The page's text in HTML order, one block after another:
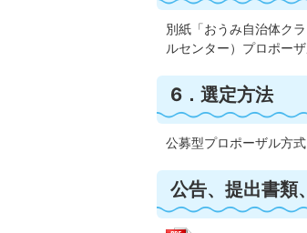
別紙「おうみ自治体ク
ルセンター）プロポー
6．選定方法
公募型プロポーザル方式
公告、提出書類